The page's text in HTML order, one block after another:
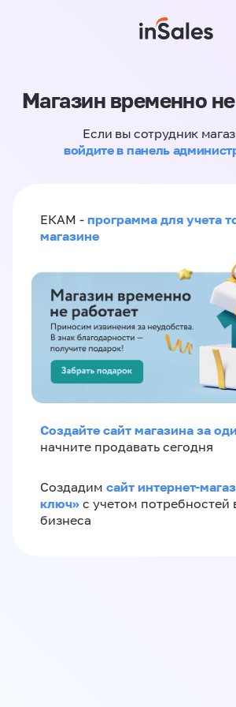
Магазин временно
Если вы сотрудник
войдите в панель
ЕКАМ - программа для учета
магазине
Создайте сайт магазина за
начните продавать сегодня
Создадим сайт интернет-
ключ» с учетом потребностей
бизнеса